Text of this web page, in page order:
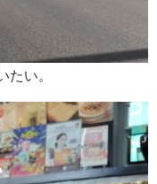
たい。